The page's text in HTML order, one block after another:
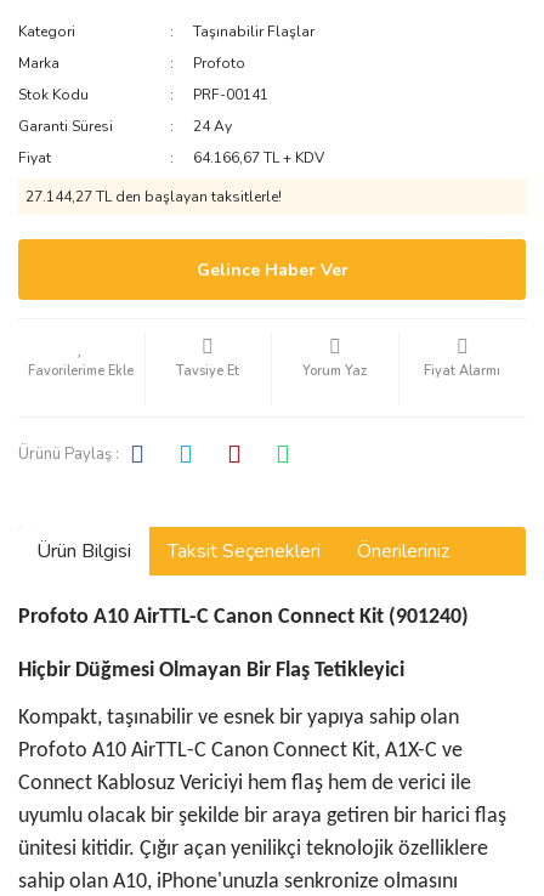
Kategori
Taşınabilir Flaşlar
Marka
Profoto
Stok Kodu
PRF-00141
Garanti Süresi
24 Ay
Fiyat
64.166,67 TL + KDV
27.144,27 TL den başlayan taksitlerle!
Gelince Haber Ver
Tavsiye Et Yorum Yaz Fiyat Alarmı
Ürünü Paylaş :
Ürün Bilgisi Taksit Seçenekleri Önerileriniz
Profoto A10 AirTTL-C Canon Connect Kit (901240)
Hiçbir Düğmesi Olmayan Bir Flaş Tetikleyici
Kompakt, taşınabilir ve esnek bir yapıya sahip olan
Profoto A10 AirTTL-C Canon Connect Kit, A1X-C ve
Connect Kablosuz Vericiyi hem flaş hem de verici ile
uyumlu olacak bir şekilde bir araya getiren bir harici flaş
ünitesi kitidir. Çığır açan yenilikçi teknolojik özelliklere
sahip olan A10, iPhone'unuzla senkronize olmasını